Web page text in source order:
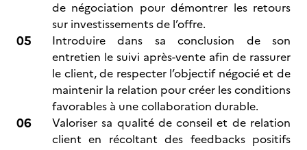
de négociation pour démontrer les retours
sur investissements de l’offre.
Introduire dans sa conclusion de son
entretien le suivi après-vente afin de rassurer
le client, de respecter l’objectif négocié et de
maintenir la relation pour créer les conditions
favorables à une collaboration durable.
Valoriser sa qualité de conseil et de relation
client en récoltant des feedbacks positifs